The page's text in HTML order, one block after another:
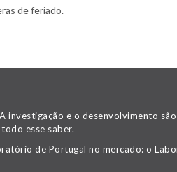
de feriado.
investigação e o desenvolvimento
esse saber.
de Portugal no mercado: o